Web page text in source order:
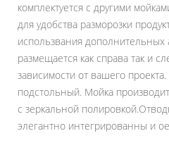
комплектуется с другими
для удобства разморозки
использвания дополнительных
размещается как справа так и
зависимости от вашего проекта.
подстольный. Мойка
с зеркальной
элегантно интегрированны и